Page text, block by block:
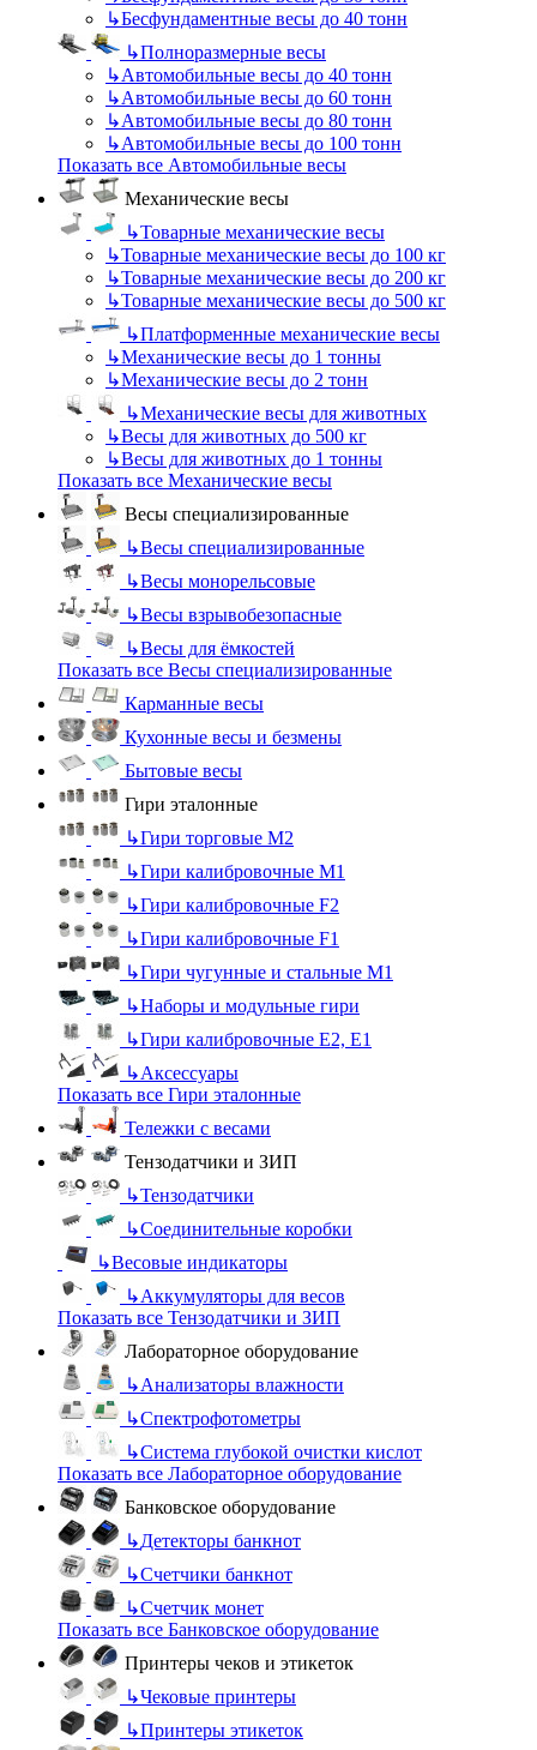
↳Бесфундаментные весы до 40 тонн
↳Полноразмерные весы
↳Автомобильные весы до 40 тонн
↳Автомобильные весы до 60 тонн
↳Автомобильные весы до 80 тонн
↳Автомобильные весы до 100 тонн
Показать все Автомобильные весы
Механические весы
↳Товарные механические весы
↳Товарные механические весы до 100 кг
↳Товарные механические весы до 200 кг
↳Товарные механические весы до 500 кг
↳Платформенные механические весы
↳Механические весы до 1 тонны
↳Механические весы до 2 тонн
↳Механические весы для животных
↳Весы для животных до 500 кг
↳Весы для животных до 1 тонны
Показать все Механические весы
Весы специализированные
↳Весы специализированные
↳Весы монорельсовые
↳Весы взрывобезопасные
↳Весы для ёмкостей
Показать все Весы специализированные
Карманные весы
Кухонные весы и безмены
Бытовые весы
Гири эталонные
↳Гири торговые М2
↳Гири калибровочные М1
↳Гири калибровочные F2
↳Гири калибровочные F1
↳Гири чугунные и стальные М1
↳Наборы и модульные гири
↳Гири калибровочные E2, Е1
↳Аксессуары
Показать все Гири эталонные
Тележки с весами
Тензодатчики и ЗИП
↳Тензодатчики
↳Соединительные коробки
↳Весовые индикаторы
↳Аккумуляторы для весов
Показать все Тензодатчики и ЗИП
Лабораторное оборудование
↳Анализаторы влажности
↳Спектрофотометры
↳Система глубокой очистки кислот
Показать все Лабораторное оборудование
Банковское оборудование
↳Детекторы банкнот
↳Счетчики банкнот
↳Счетчик монет
Показать все Банковское оборудование
Принтеры чеков и этикеток
↳Чековые принтеры
↳Принтеры этикеток